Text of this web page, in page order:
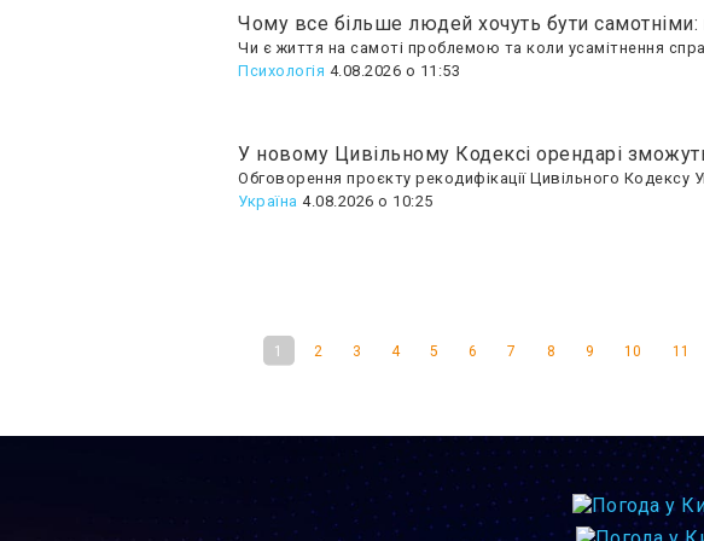
Чому все більше людей хочуть бути
Чи є життя на самоті проблемою та коли усамітнення
Психологія 4.08.2026 о 11:53
У новому Цивільному Кодексі орендарі
Обговорення проєкту рекодифікації Цивільного Кодексу
Україна 4.08.2026 о 10:25
1 2 3 4 5 6 7 8 9 10 11